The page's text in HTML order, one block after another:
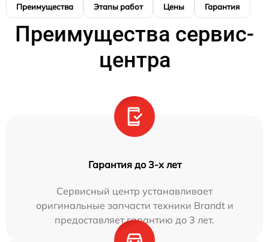
Преимущества Этапы работ Цены Гарантия
Преимущества сервис-
центра
Гарантия до 3-х лет
Сервисный центр устанавливает
оригинальные запчасти техники Brandt и
предоставляет гарантию до 3 лет.